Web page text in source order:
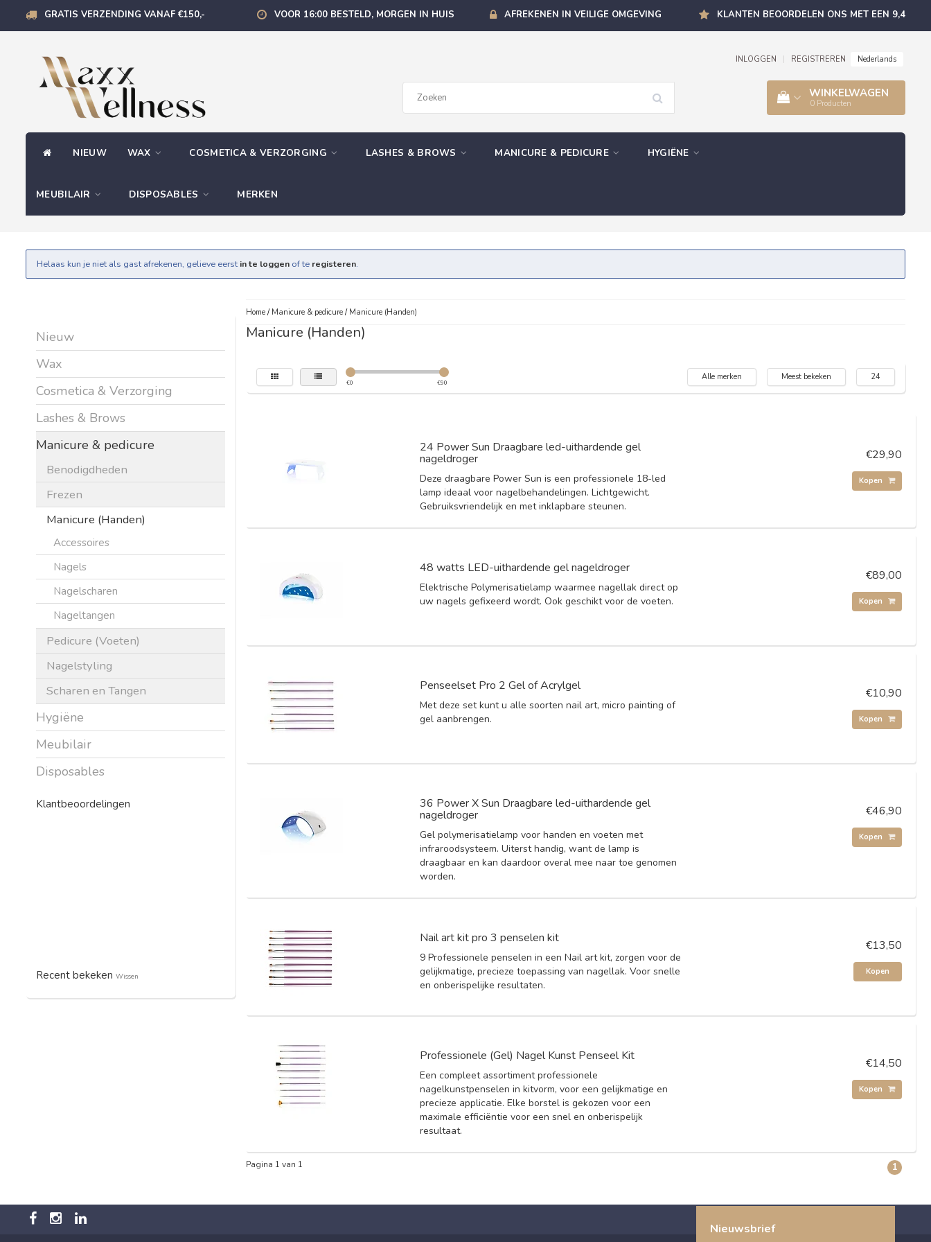
GRATIS VERZENDING VANAF €150,- VOOR 16:00 BESTELD, MORGEN IN HUIS AFREKENEN IN VEILIGE OMGEVING KLANTEN BEOORDELEN ONS MET EEN 9,4
INLOGGEN REGISTREREN Nederlands
WINKELWAGEN
0 Producten
NIEUW WAX COSMETICA & VERZORGING LASHES & BROWS MANICURE & PEDICURE HYGIËNE
MEUBILAIR DISPOSABLES MERKEN
Helaas kun je niet als gast afrekenen, gelieve eerst in te loggen of te registeren.
Nieuw
Wax
Cosmetica & Verzorging
Lashes & Brows
Manicure & pedicure
Benodigdheden
Frezen
Manicure (Handen)
Accessoires
Nagels
Nagelscharen
Nageltangen
Pedicure (Voeten)
Nagelstyling
Scharen en Tangen
Hygiëne
Meubilair
Disposables
Klantbeoordelingen
Recent bekeken Wissen
Home/ Manicure & pedicure/ Manicure (Handen)
Manicure (Handen)
€0 €90
Alle merken Meest bekeken 24
24 Power Sun Draagbare led-uithardende gel
nageldroger
Deze draagbare Power Sun is een professionele 18-led
lamp ideaal voor nagelbehandelingen. Lichtgewicht.
Gebruiksvriendelijk en met inklapbare steunen.
€29,90
Kopen
48 watts LED-uithardende gel nageldroger
Elektrische Polymerisatielamp waarmee nagellak direct op
uw nagels gefixeerd wordt. Ook geschikt voor de voeten.
€89,00
Kopen
Penseelset Pro 2 Gel of Acrylgel
Met deze set kunt u alle soorten nail art, micro painting of
gel aanbrengen.
€10,90
Kopen
36 Power X Sun Draagbare led-uithardende gel
nageldroger
Gel polymerisatielamp voor handen en voeten met
infraroodsysteem. Uiterst handig, want de lamp is
draagbaar en kan daardoor overal mee naar toe genomen
worden.
€46,90
Kopen
Nail art kit pro 3 penselen kit
9 Professionele penselen in een Nail art kit, zorgen voor de
gelijkmatige, precieze toepassing van nagellak. Voor snelle
en onberispelijke resultaten.
€13,50
Kopen
Professionele (Gel) Nagel Kunst Penseel Kit
Een compleet assortiment professionele
nagelkunstpenselen in kitvorm, voor een gelijkmatige en
precieze applicatie. Elke borstel is gekozen voor een
maximale efficiëntie voor een snel en onberispelijk
resultaat.
€14,50
Kopen
Pagina 1 van 1 1
Nieuwsbrief